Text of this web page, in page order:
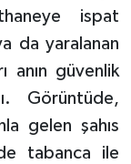
ispat
da yaralanan
anın güvenlik
Görüntüde,
gelen şahıs
tabanca ile